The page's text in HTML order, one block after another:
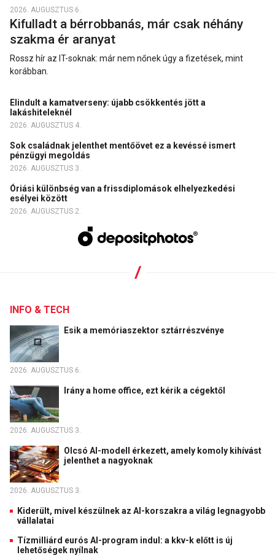
2026. AUGUSZTUS 6.
Kifulladt a bérrobbanás, már csak néhány
szakma ér aranyat
Rossz hír az IT-soknak: már nem nőnek úgy a fizetések, mint
korábban.
Elindult a kamatverseny: újabb csökkentés jött a
lakáshiteleknél
2026. AUGUSZTUS 4.
Sok családnak jelenthet mentőövet ez a kevéssé ismert
pénzügyi megoldás
2026. AUGUSZTUS 3.
Óriási különbség van a frissdiplomások elhelyezkedési
esélyei között
2026. AUGUSZTUS 2.
INFO & TECH
Esik a memóriaszektor sztárrészvénye
2026. AUGUSZTUS 6.
Irány a home office, ezt kérik a cégektől
2026. AUGUSZTUS 3.
Olcsó AI-modell érkezett, amely komoly kihívást
jelenthet a nagyoknak
2026. AUGUSZTUS 3.
Kiderült, mivel készülnek az AI-korszakra a világ legnagyobb
vállalatai
Tízmilliárd eurós AI-program indul: a kkv-k előtt is új
lehetőségek nyílnak